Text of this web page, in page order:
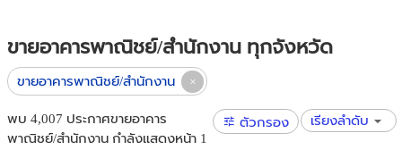
ขายอาคารพาณิชย์/สำนักงาน ทุกจังหวัด
ขายอาคารพาณิชย์/สำนักงาน
พบ 4,007 ประกาศขายอาคาร
พาณิชย์/สำนักงาน กำลังแสดงหน้า 1
ตัวกรอง เรียงลำดับ